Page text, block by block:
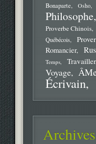
Bonaparte
Osho
Philosophe
Proverbe Chinois
Québécois
Romancier
Temps Travailler
Voyage
Écrivain
Archives